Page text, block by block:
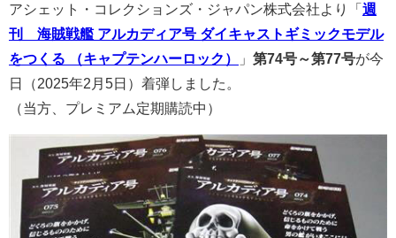
アシェット・コレクションズ・ジャパン株式会社より「 週
刊 海賊戦艦 アルカディア号 ダイキャストギミックモデル
をつくる （キャプテンハーロック）
」 第74号～第77号が今
日（2025年2月5日）着弾しました。
（当方、プレミアム定期購読中）